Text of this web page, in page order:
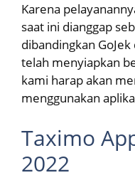
Karena
saat ini dianggap
dibandingkan
telah menyiapkan
kami harap akan
menggunakan
Taximo
2022